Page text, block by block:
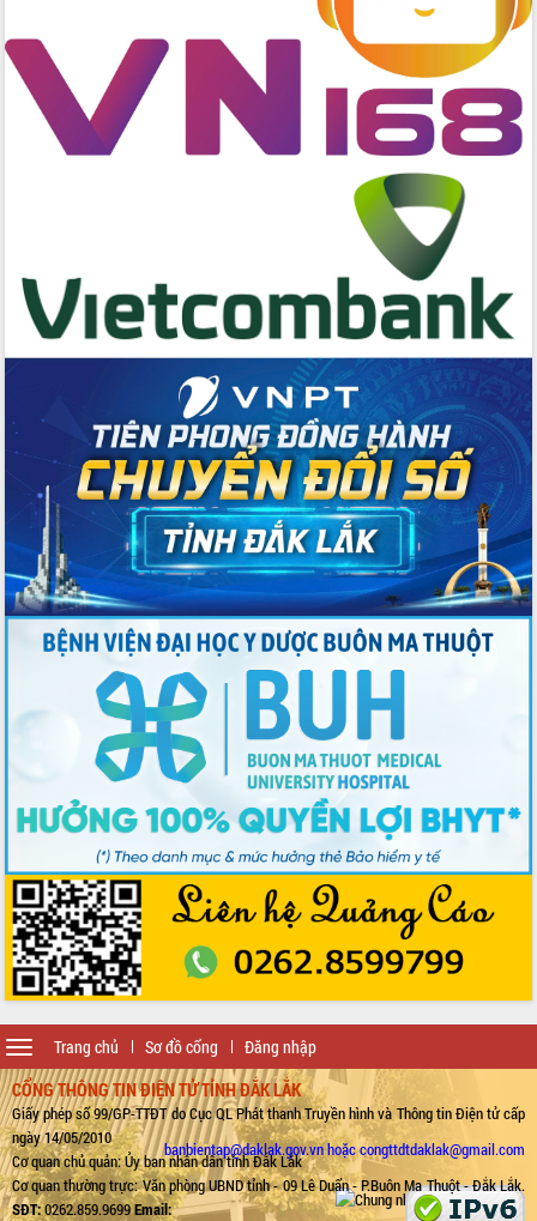
Trang chủ Sơ đồ cổng Đăng nhập
Toggle
navigation
CỔNG THÔNG TIN ĐIỆN TỬ TỈNH ĐẮK LẮK
Giấy phép số 99/GP-TTĐT do Cục QL Phát thanh Truyền hình và Thông tin Điện tử cấp
ngày 14/05/2010
Cơ quan chủ quản: Ủy ban nhân dân tỉnh Đắk Lắk
Cơ quan thường trực: Văn phòng UBND tỉnh - 09 Lê Duẩn - P.Buôn Ma Thuột - Đắk Lắk.
SĐT:0262.859.9699Email:
banbientap@daklak.gov.vn hoặc congttdtdaklak@gmail.com